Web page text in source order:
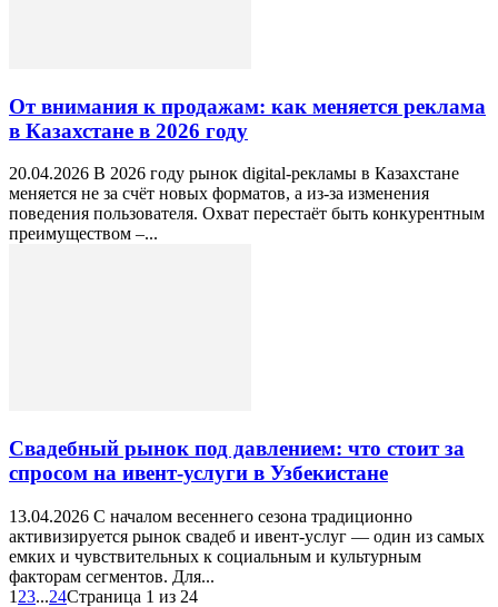
От внимания к продажам: как меняется реклама
в Казахстане в 2026 году
20.04.2026 В 2026 году рынок digital-рекламы в Казахстане
меняется не за счёт новых форматов, а из-за изменения
поведения пользователя. Охват перестаёт быть конкурентным
преимуществом –...
Свадебный рынок под давлением: что стоит за
спросом на ивент-услуги в Узбекистане
13.04.2026 С началом весеннего сезона традиционно
активизируется рынок свадеб и ивент-услуг — один из самых
емких и чувствительных к социальным и культурным
факторам сегментов. Для...
1 23...24Страница 1 из 24